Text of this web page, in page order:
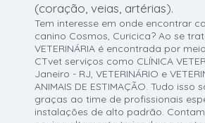
(coração, veias, artérias).
Tem interesse em onde encontrar
canino Cosmos, Curicica? Ao se
VETERINÁRIA é encontrada por
CTvet serviços como CLÍNICA
Janeiro - RJ, VETERINÁRIO e
ANIMAIS DE ESTIMAÇÃO. Tudo isso
graças ao time de profissionais
instalações de alto padrão.